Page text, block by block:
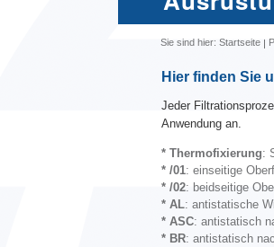
Sie sind hier: Startseite
Hier finden Sie
Jeder
Anwendung an.
* Thermofixierung:
* /01: einseitige
* /02: beidseitige
* AL: antistatische
* ASC: antistatisch
* BR: antistatisch